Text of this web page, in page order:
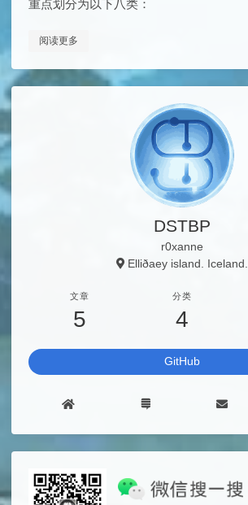
重点划分为以下八类：
阅读更多
DSTBP
r0xanne
Elliðaey island. Iceland.
文章
5
分类
4
GitHub